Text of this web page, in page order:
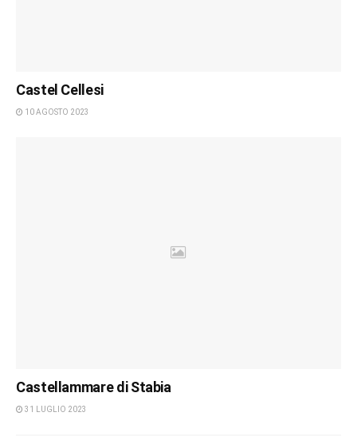
Castel Cellesi
10 AGOSTO 2023
Castellammare di Stabia
31 LUGLIO 2023